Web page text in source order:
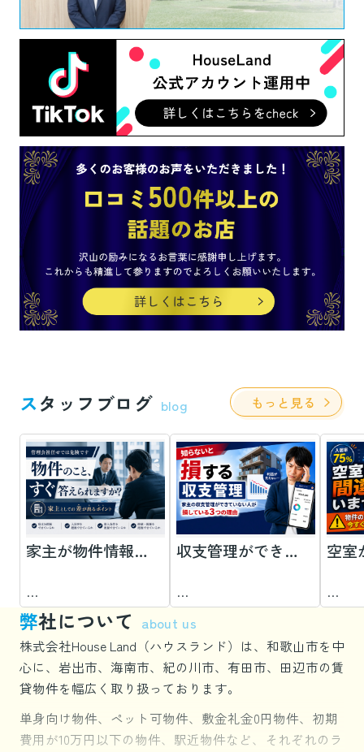
スタッフブログ blog もっと見る
家主が物件情報をすぐ答えられないと危険な理由｜管理会社任せから脱却する方法
        管理会社任せの家
収支管理ができていない家主が損している3つの理由
        オーナー向けコラ
弊社について about us
株式会社House Land（ハウスランド）は、和歌山市を中
心に、岩出市、海南市、紀の川市、有田市、田辺市の賃
貸物件を幅広く取り扱っております。
単身向け物件、ペット可物件、敷金礼金0円物件、初期
費用が10万円以下の物件、駅近物件など、それぞれのラ